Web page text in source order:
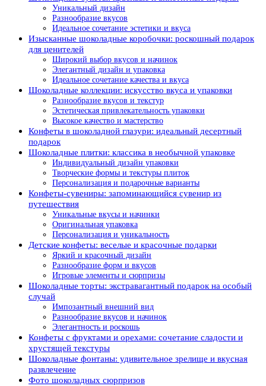
Уникальный дизайн
Разнообразие вкусов
Идеальное сочетание эстетики и вкуса
Изысканные шоколадные коробочки: роскошный подарок
для ценителей
Широкий выбор вкусов и начинок
Элегантный дизайн и упаковка
Идеальное сочетание качества и вкуса
Шоколадные коллекции: искусство вкуса и упаковки
Разнообразие вкусов и текстур
Эстетическая привлекательность упаковки
Высокое качество и мастерство
Конфеты в шоколадной глазури: идеальный десертный
подарок
Шоколадные плитки: классика в необычной упаковке
Индивидуальный дизайн упаковки
Творческие формы и текстуры плиток
Персонализация и подарочные варианты
Конфеты-сувениры: запоминающийся сувенир из
путешествия
Уникальные вкусы и начинки
Оригинальная упаковка
Персонализация и уникальность
Детские конфеты: веселые и красочные подарки
Яркий и красочный дизайн
Разнообразие форм и вкусов
Игровые элементы и сюрпризы
Шоколадные торты: экстравагантный подарок на особый
случай
Импозантный внешний вид
Разнообразие вкусов и начинок
Элегантность и роскошь
Конфеты с фруктами и орехами: сочетание сладости и
хрустящей текстуры
Шоколадные фонтаны: удивительное зрелище и вкусная
развлечение
Фото шоколадных сюрпризов